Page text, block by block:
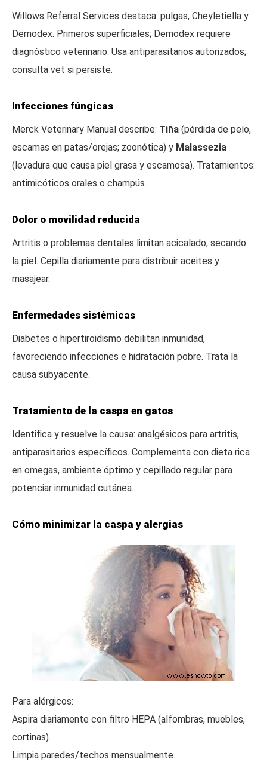
Willows Referral Services destaca: pulgas, Cheyletiella y
Demodex. Primeros superficiales; Demodex requiere
diagnóstico veterinario. Usa antiparasitarios autorizados;
consulta vet si persiste.
Infecciones fúngicas
Merck Veterinary Manual describe: Tiña (pérdida de pelo,
escamas en patas/orejas; zoonótica) y Malassezia
(levadura que causa piel grasa y escamosa). Tratamientos:
antimicóticos orales o champús.
Dolor o movilidad reducida
Artritis o problemas dentales limitan acicalado, secando
la piel. Cepilla diariamente para distribuir aceites y
masajear.
Enfermedades sistémicas
Diabetes o hipertiroidismo debilitan inmunidad,
favoreciendo infecciones e hidratación pobre. Trata la
causa subyacente.
Tratamiento de la caspa en gatos
Identifica y resuelve la causa: analgésicos para artritis,
antiparasitarios específicos. Complementa con dieta rica
en omegas, ambiente óptimo y cepillado regular para
potenciar inmunidad cutánea.
Cómo minimizar la caspa y alergias
Para alérgicos:
Aspira diariamente con filtro HEPA (alfombras, muebles,
cortinas).
Limpia paredes/techos mensualmente.